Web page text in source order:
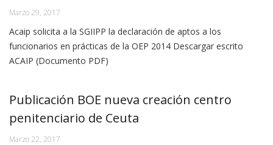
Marzo 29, 2017
Acaip solicita a la SGIIPP la declaración de aptos a los
funcionarios en prácticas de la OEP 2014 Descargar escrito
ACAIP (Documento PDF)
Publicación BOE nueva creación centro
penitenciario de Ceuta
Marzo 22, 2017